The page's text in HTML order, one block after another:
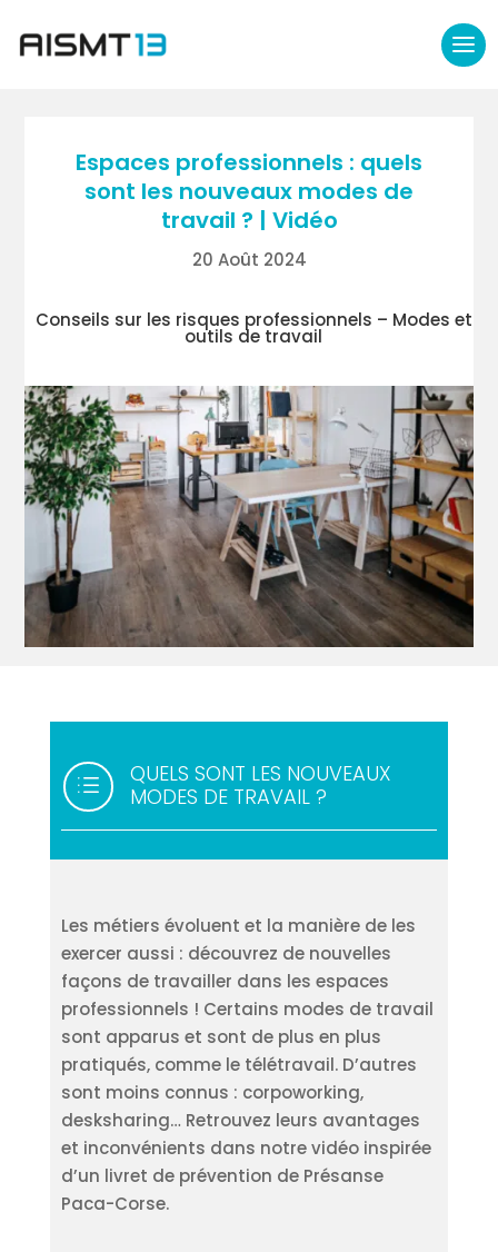
Espaces professionnels : quels
sont les nouveaux modes de
travail ? | Vidéo
20 Août 2024
Conseils sur les risques professionnels – Modes et
outils de travail
d
QUELS SONT LES NOUVEAUX
MODES DE TRAVAIL ?
Les métiers évoluent et la manière de les
exercer aussi : découvrez de nouvelles
façons de travailler dans les espaces
professionnels ! Certains modes de travail
sont apparus et sont de plus en plus
pratiqués, comme le télétravail. D’autres
sont moins connus : corpoworking,
desksharing… Retrouvez leurs avantages
et inconvénients dans notre vidéo inspirée
d’un livret de prévention de Présanse
Paca-Corse.